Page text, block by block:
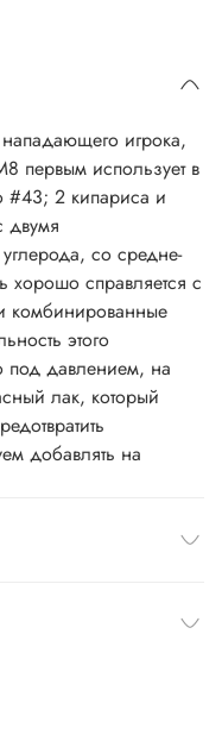
игрока,
первым использует в
#43; 2 кипариса и
двумя
со средне-
справляется с
комбинированные
этого
под давлением, на
лак, который
добавлять на